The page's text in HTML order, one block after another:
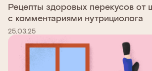
Рецепты здоровых перекусов от
с комментариями нутрициолога
25.03.25